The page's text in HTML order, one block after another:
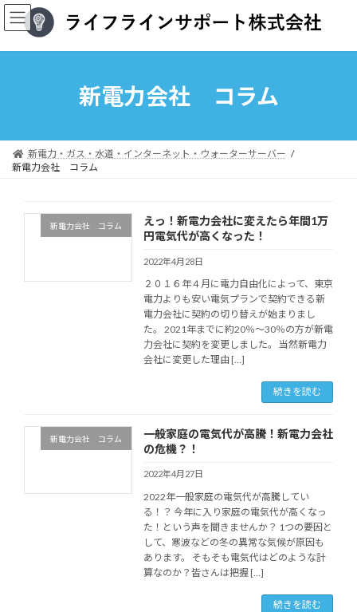
コ
ン
ン
ナ
ビ
ー
新電力会社 コラム
新電力・ガス・水道・インターネット・ウォーターサーバー
新電力会社 コラム
新電力会社 コラム
えっ！新電力会社に変えたら年間1万
円電気代が高くなった！
2022年4月28日
２０１６年４月に電力自由化によって、東京
電力よりも安い電気プランで契約できる新
電力会社に契約の切り替えが始まりまし
た。 2021年までに約20％～30％の方が新電
力会社に契約を変更しました。 当然新電力
会社に変更した理由 […]
続きを読む
新電力会社 コラム
一般家庭の電気代が高騰！新電力会社
の危機？！
2022年4月27日
2022年一般家庭の電気代が高騰してい
る！？ 今年に入り家庭の電気代が高くなっ
た！という声を聞きませんか？ 1つの要因と
して、寒波などの冬の異常な気候が原因も
あります。 そもそも電気代はどのような計
算なのか？皆さんは把握 […]
続きを読む